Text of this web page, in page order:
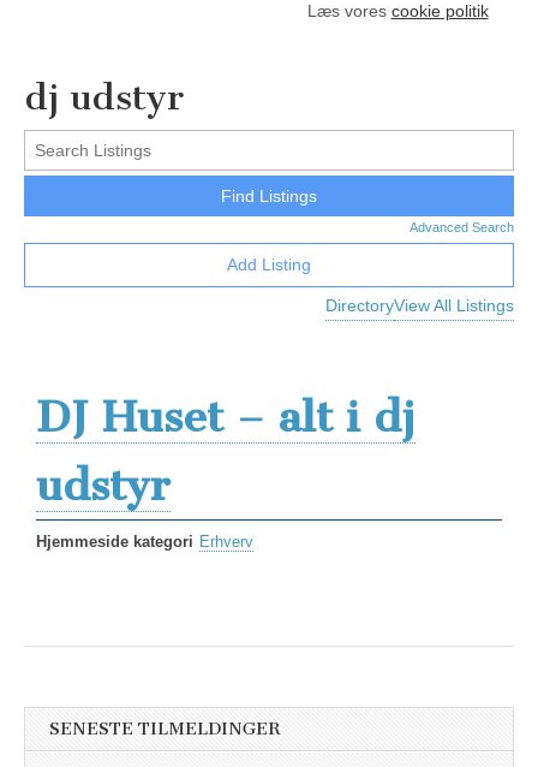
Læs vores cookie politik
dj udstyr
Advanced Search
DirectoryView All Listings
Add Listing
DJ Huset – alt i dj
udstyr
Hjemmeside kategori Erhverv
SENESTE TILMELDINGER